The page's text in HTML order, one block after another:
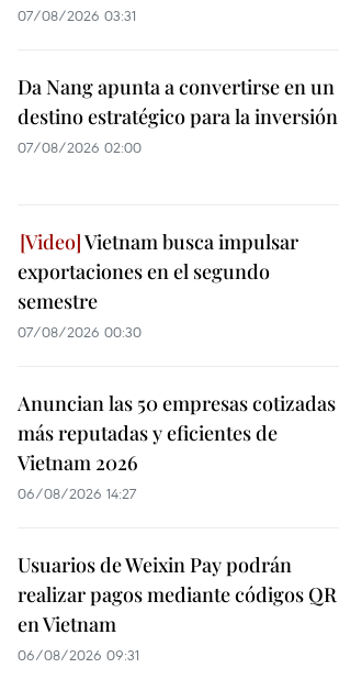
07/08/2026 03:31
Da Nang apunta a convertirse en un
destino estratégico para la inversión
07/08/2026 02:00
Vietnam busca impulsar
exportaciones en el segundo
semestre
07/08/2026 00:30
Anuncian las 50 empresas cotizadas
más reputadas y eficientes de
Vietnam 2026
06/08/2026 14:27
Usuarios de Weixin Pay podrán
realizar pagos mediante códigos QR
en Vietnam
06/08/2026 09:31